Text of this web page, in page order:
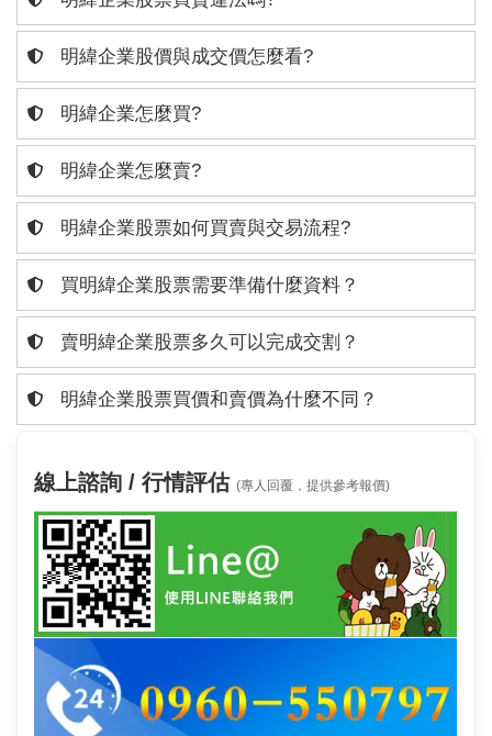
明緯企業股價與成交價怎麼看?
明緯企業怎麼買?
明緯企業怎麼賣?
明緯企業股票如何買賣與交易流程?
買明緯企業股票需要準備什麼資料？
賣明緯企業股票多久可以完成交割？
明緯企業股票買價和賣價為什麼不同？
線上諮詢 / 行情評估 (專人回覆，提供參考報價)